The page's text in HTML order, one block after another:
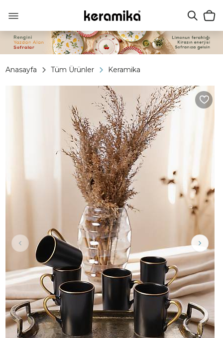
Anasayfa Tüm Ürünler Keramika